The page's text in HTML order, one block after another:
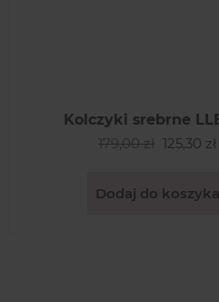
Kolczyki srebrne
179,00 zł 125,30 zł
Dodaj do koszyka